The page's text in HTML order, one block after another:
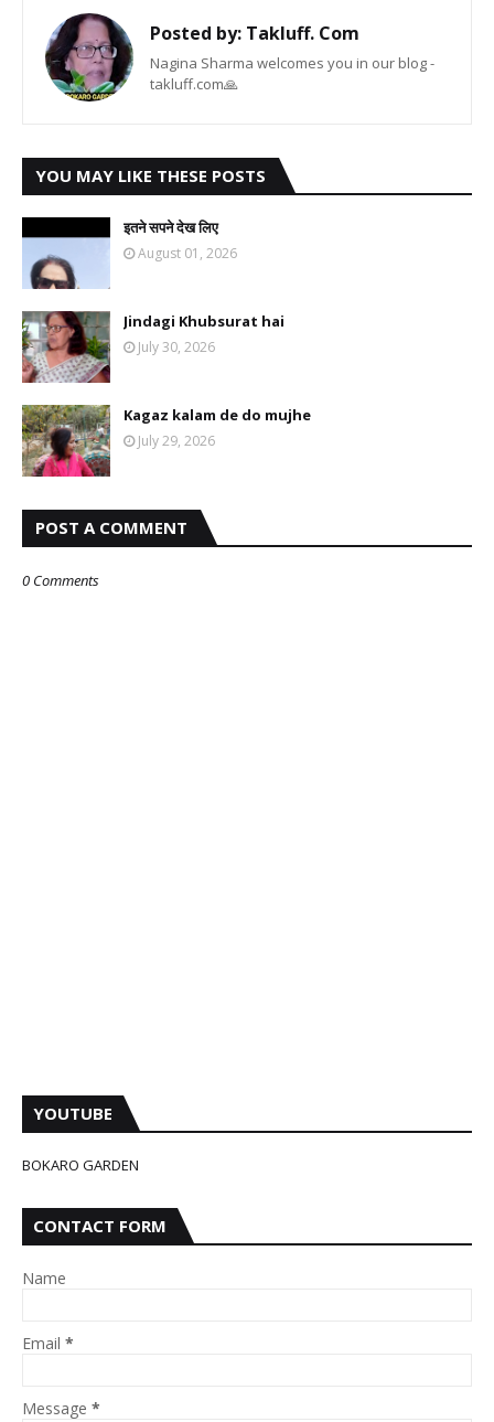
Posted by: Takluff. Com
Nagina Sharma welcomes you in our blog -
takluff.com🙏
YOU MAY LIKE THESE POSTS
इतने सपने देख लिए
August 01, 2026
Jindagi Khubsurat hai
July 30, 2026
Kagaz kalam de do mujhe
July 29, 2026
POST A COMMENT
0 Comments
YOUTUBE
BOKARO GARDEN
CONTACT FORM
Name
Email *
Message *